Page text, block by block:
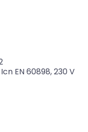
EN 60898, 230 V